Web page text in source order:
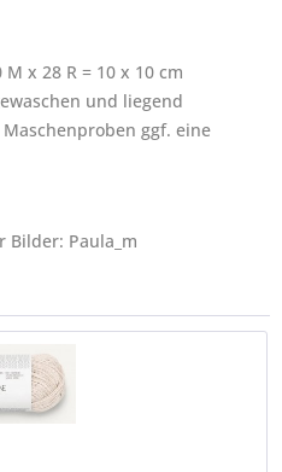
x 28 R = 10 x 10 cm
und liegend
ggf. eine
Bilder: Paula_m